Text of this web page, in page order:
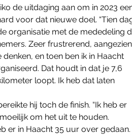
de uitdaging aan om in 2023
voor dat nieuwe doel. “Tien
organisatie met de mededeling
Zeer frustrerend,
en toen ben ik in Haacht
Dat houdt in dat je 7,6
loopt. Ik heb dat laten
hij toch de finish. “Ik heb er
om het uit te houden.
er in Haacht 35 uur over gedaan.